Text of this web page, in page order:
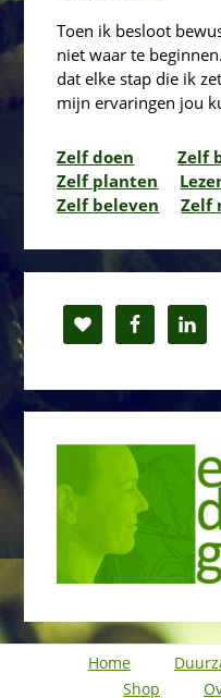
Toen ik besloot
niet waar te
dat elke stap die ik
mijn ervaringen jou
Zelf doen
Zelf
Zelf planten
Zelf beleven
Zelf
Home
Shop